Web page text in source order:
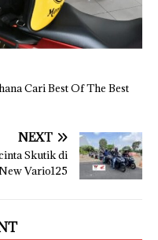
Cari Best Of The Best
NEXT
Skutik di
Vario125